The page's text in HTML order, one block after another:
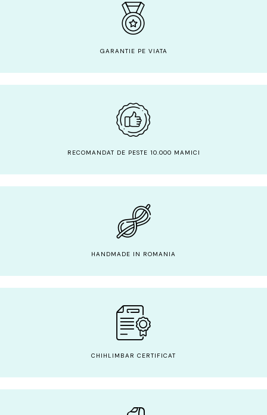
GARANTIE PE VIATA
RECOMANDAT DE PESTE 10.000 MAMICI
HANDMADE IN ROMANIA
CHIHLIMBAR CERTIFICAT